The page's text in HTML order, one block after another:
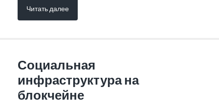
Читать далее
Социальная
инфраструктура на
блокчейне